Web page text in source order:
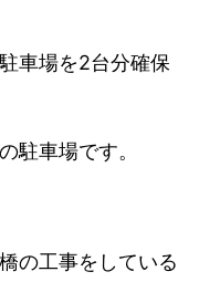
車場を2台分確保
駐車場です。
の工事をしている